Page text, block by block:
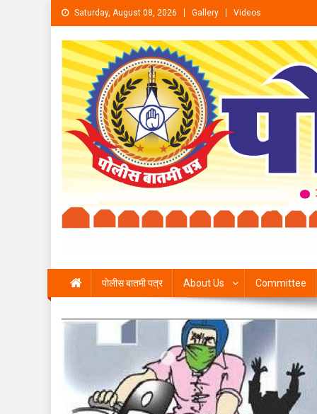
Skip to content
Saturday, August 08, 2026 Gallery Videos
पोलीस बातमी पत्र About Us Committee